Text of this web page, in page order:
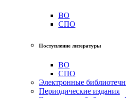
ВО
СПО
Поступление литературы
ВО
СПО
Электронные
Периодические издания